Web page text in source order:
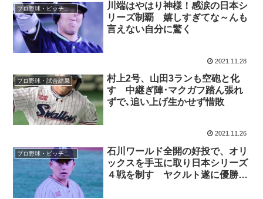
プロ野球・ピッチャー
川端はやはり神様！感涙の日本シ
リーズ制覇 嬉しすぎてな～んも
言えない自分に驚く
2021.11.28
プロ野球・試合結果
村上2号、山田3ランも空砲と化
す 中継ぎ陣･マクガフ踏ん張れ
ずで､追い上げ生かせず惜敗
2021.11.26
プロ野球・ピッチャー
石川ワールド全開の好投で、オリ
ックスを手玉に取り日本シリーズ
４戦を制す ヤクルト遂に優勝に